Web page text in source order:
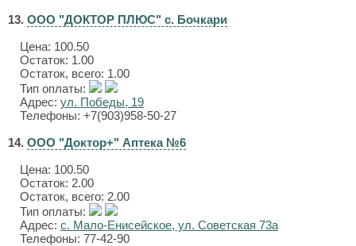
13. ООО "ДОКТОР ПЛЮС" с. Бочкари
Цена: 100.50
Остаток: 1.00
Остаток, всего: 1.00
Тип оплаты:
Адрес: ул. Победы, 19
Телефоны: +7(903)958-50-27
14. ООО "Доктор+" Аптека №6
Цена: 100.50
Остаток: 2.00
Остаток, всего: 2.00
Тип оплаты:
Адрес: с. Мало-Енисейское, ул. Советская 73а
Телефоны: 77-42-90